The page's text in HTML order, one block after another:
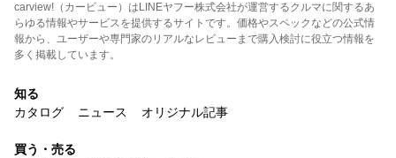
carview!（カービュー）はLINEヤフー株式会社が運営するクルマに関するあ
らゆる情報やサービスを提供するサイトです。価格やスペックなどの公式情
報から、ユーザーや専門家のリアルなレビューまで購入検討に役立つ情報を
多く掲載しています。
知る
カタログ
ニュース オリジナル記事
買う・売る